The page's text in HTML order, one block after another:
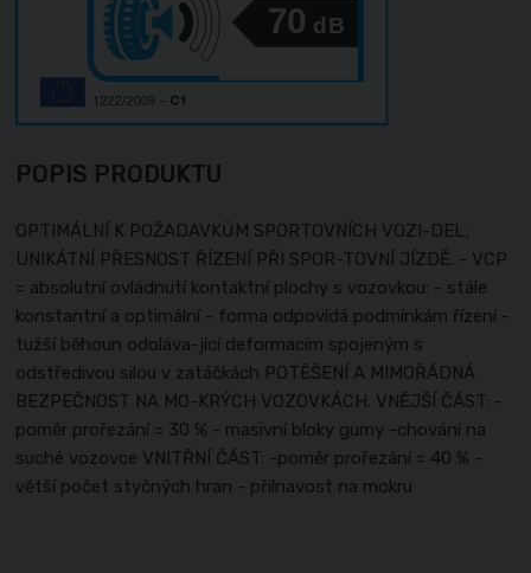
70 dB
POPIS PRODUKTU
OPTIMÁLNÍ K POŽADAVKŮM SPORTOVNÍCH VOZI-DEL;
UNIKÁTNÍ PŘESNOST ŘÍZENÍ PŘI SPOR-TOVNÍ JÍZDĚ. - VCP
= absolutní ovládnutí kontaktní plochy s vozovkou: - stále
konstantní a optimální - forma odpovídá podmínkám řízení -
tužší běhoun odoláva-jící deformacím spojeným s
odstředivou silou v zatáčkách POTĚŠENÍ A MIMOŘÁDNÁ
BEZPEČNOST NA MO-KRÝCH VOZOVKÁCH. VNĚJŠÍ ČÁST: -
poměr prořezání = 30 % - masivní bloky gumy -chování na
suché vozovce VNITŘNÍ ČÁST: -poměr prořezání = 40 % -
větší počet styčných hran - přilnavost na mokru